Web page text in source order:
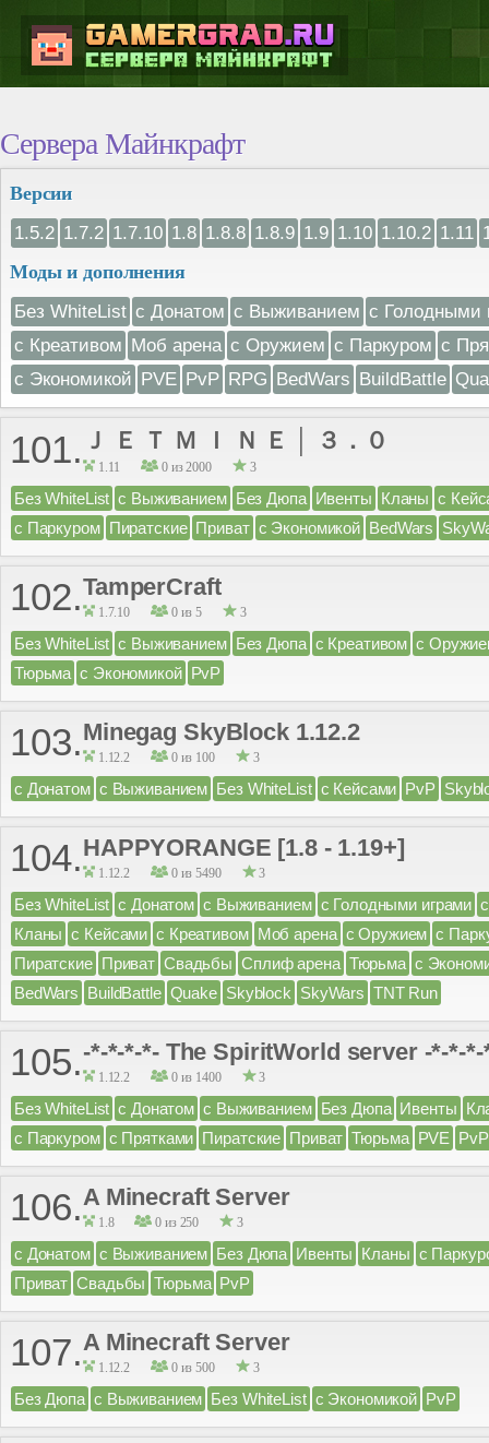
Сервера Майнкрафт
Версии
1.5.2 1.7.2 1.7.10 1.8 1.8.8 1.8.9 1.9 1.10 1.10.2 1.11
Моды и дополнения
Без WhiteList с Донатом с Выживанием с Голодными
с Креативом Моб арена с Оружием с Паркуром с
с Экономикой PVE PvP RPG BedWars BuildBattle
101. Ｊ Ｅ Ｔ Ｍ Ｉ Ｎ Ｅ │ ３．０
1.11 0 из 2000 3
Без WhiteList с Выживанием Без Дюпа Ивенты Кланы с
с Паркуром Пиратские Приват с Экономикой BedWars
102.TamperCraft
1.7.10 0 из 5 3
Без WhiteList с Выживанием Без Дюпа с Креативом с
Тюрьма с Экономикой PvP
103.Minegag SkyBlock 1.12.2
1.12.2 0 из 100 3
с Донатом с Выживанием Без WhiteList с Кейсами PvP
104.HAPPYORANGE [1.8 - 1.19+]
1.12.2 0 из 5490 3
Без WhiteList с Донатом с Выживанием с Голодными играми
Кланы с Кейсами с Креативом Моб арена с Оружием с
Пиратские Приват Свадьбы Сплиф арена Тюрьма с
BedWars BuildBattle Quake Skyblock SkyWars TNT Run
105.-*-*-*-*- The SpiritWorld server -*-*-*-
1.12.2 0 из 1400 3
Без WhiteList с Донатом с Выживанием Без Дюпа Ивенты
с Паркуром с Прятками Пиратские Приват Тюрьма PVE PvP
106.A Minecraft Server
1.8 0 из 250 3
с Донатом с Выживанием Без Дюпа Ивенты Кланы с
Приват Свадьбы Тюрьма PvP
107.A Minecraft Server
1.12.2 0 из 500 3
Без Дюпа с Выживанием Без WhiteList с Экономикой PvP